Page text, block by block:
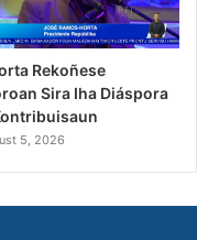
Rekoñese
Sira Iha Diáspora
5, 2026